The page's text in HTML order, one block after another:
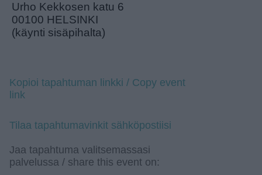
Urho Kekkosen katu 6
00100 HELSINKI
(käynti sisäpihalta)
Kopioi tapahtuman linkki / Copy event
link
Tilaa tapahtumavinkit sähköpostiisi
Jaa tapahtuma valitsemassasi
palvelussa / share this event on: